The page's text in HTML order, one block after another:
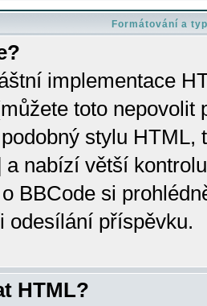
Formátování a
implementace
toto
stylu HTML,
a nabízí větší
BBCode si
odesílání příspěvku.
HTML?